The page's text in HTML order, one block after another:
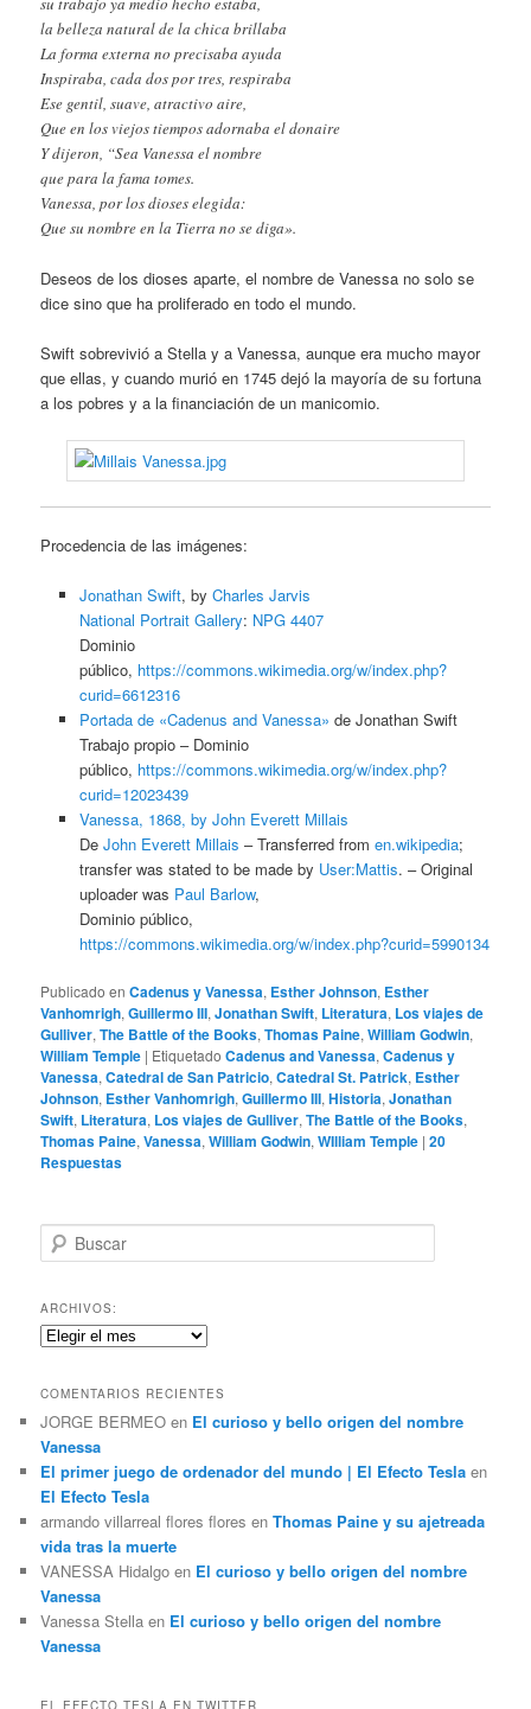
la belleza natural de la chica brillaba
La forma externa no precisaba ayuda
Inspiraba, cada dos por tres, respiraba
Ese gentil, suave, atractivo aire,
Que en los viejos tiempos adornaba el donaire
Y dijeron, “Sea Vanessa el nombre
que para la fama tomes.
Vanessa, por los dioses elegida:
Que su nombre en la Tierra no se diga».
Deseos de los dioses aparte, el nombre de Vanessa no solo se
dice sino que ha proliferado en todo el mundo.
Swift sobrevivió a Stella y a Vanessa, aunque era mucho mayor
que ellas, y cuando murió en 1745 dejó la mayoría de su fortuna
a los pobres y a la financiación de un manicomio.
Procedencia de las imágenes:
Jonathan Swift, by Charles Jarvis
National Portrait Gallery: NPG 4407
Dominio
público, https://commons.wikimedia.org/w/index.php?
curid=6612316
Portada de «Cadenus and Vanessa» de Jonathan Swift
Trabajo propio –Dominio
público, https://commons.wikimedia.org/w/index.php?
curid=12023439
Vanessa, 1868, by John Everett Millais
De John Everett Millais – Transferred from en.wikipedia;
transfer was stated to be made by User:Mattis. – Original
uploader was Paul Barlow,
Dominio público,
https://commons.wikimedia.org/w/index.php?curid=5990134
Publicado en Cadenus y Vanessa, Esther Johnson, Esther
Vanhomrigh,Guillermo III,Jonathan Swift, Literatura, Los viajes de
Gulliver,The Battle of the Books,Thomas Paine,William Godwin,
William Temple | Etiquetado Cadenus and Vanessa,Cadenus y
Vanessa,Catedral de San Patricio,Catedral St. Patrick, Esther
Johnson, Esther Vanhomrigh,Guillermo III,Historia,Jonathan
Swift, Literatura, Los viajes de Gulliver,The Battle of the Books,
Thomas Paine,Vanessa,William Godwin,WIlliam Temple |20
Respuestas
u
c
a
r
ARCHIVOS:
Archivos:
COMENTARIOS RECIENTES
JORGE BERMEO en El curioso y bello origen del nombre
Vanessa
El primer juego de ordenador del mundo | El Efecto Tesla en
El Efecto Tesla
armando villarreal flores flores enThomas Paine y su ajetreada
vida tras la muerte
VANESSA Hidalgo en El curioso y bello origen del nombre
Vanessa
Vanessa Stella en El curioso y bello origen del nombre
Vanessa
EL EFECTO TESLA EN TWITTER